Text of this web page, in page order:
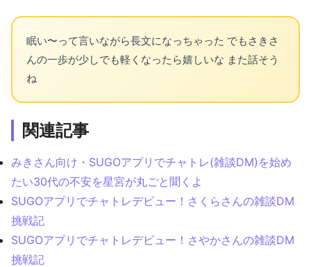
眠い〜って言いながら長文になっちゃった でもさきさ
んの一歩が少しでも軽くなったら嬉しいな また話そう
ね
関連記事
みきさん向け・SUGOアプリでチャトレ(雑談DM)を始め
たい30代の不安を星宮が丸ごと聞くよ
SUGOアプリでチャトレデビュー！さくらさんの雑談DM
挑戦記
SUGOアプリでチャトレデビュー！さやかさんの雑談DM
挑戦記